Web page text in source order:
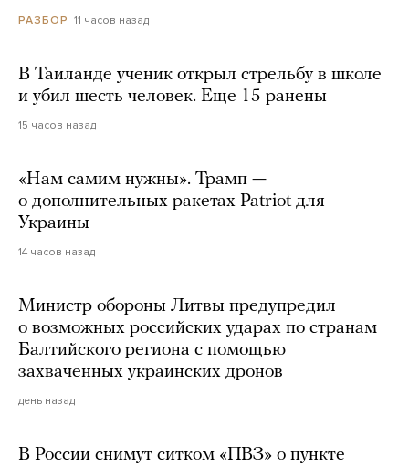
РАЗБОР 11 часов назад
В Таиланде ученик открыл стрельбу в школе
и убил шесть человек. Еще 15 ранены
15 часов назад
«Нам самим нужны». Трамп —
о дополнительных ракетах Patriot для
Украины
14 часов назад
Министр обороны Литвы предупредил
о возможных российских ударах по странам
Балтийского региона с помощью
захваченных украинских дронов
день назад
В России снимут ситком «ПВЗ» о пункте